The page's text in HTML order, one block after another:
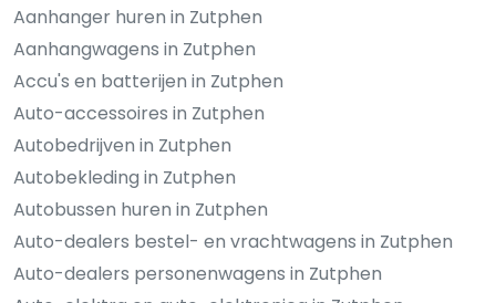
Aanhanger huren in Zutphen
Aanhangwagens in Zutphen
Accu's en batterijen in Zutphen
Auto-accessoires in Zutphen
Autobedrijven in Zutphen
Autobekleding in Zutphen
Autobussen huren in Zutphen
Auto-dealers bestel- en vrachtwagens in Zutphen
Auto-dealers personenwagens in Zutphen